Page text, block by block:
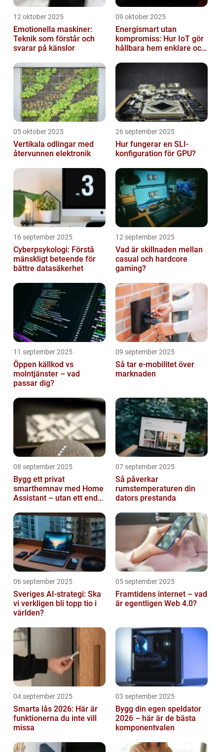
12 oktober 2025
Emotionella maskiner:
Teknik som förstår och
svarar på känslor
09 oktober 2025
Energismart utan
kompromiss: Hur IoT gör
hållbara hem enklare och
05 oktober 2025
Vertikala odlingar med
återvunnen elektronik
26 september 2025
Hur fungerar en SLI-
konfiguration för GPU?
16 september 2025
Cyberpsykologi: Förstå
mänskligt beteende för
bättre datasäkerhet
12 september 2025
Vad är skillnaden mellan
casual och hardcore
gaming?
11 september 2025
Öppen källkod vs
molntjänster – vad
passar dig?
09 september 2025
Så tar e-mobilitet över
marknaden
08 september 2025
Bygg ett privat
smarthemnav med Home
Assistant – utan ett enda
07 september 2025
Så påverkar
rumstemperaturen din
dators prestanda
06 september 2025
Sveriges AI-strategi: Ska
vi verkligen bli topp tio i
världen?
05 september 2025
Framtidens internet – vad
är egentligen Web 4.0?
04 september 2025
Smarta lås 2026: Här är
funktionerna du inte vill
missa
03 september 2025
Bygg din egen speldator
2026 – här är de bästa
komponentvalen